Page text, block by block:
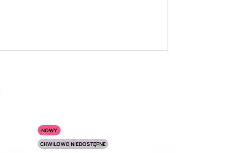
NOWY
CHWILOWO NIEDOSTĘPNE